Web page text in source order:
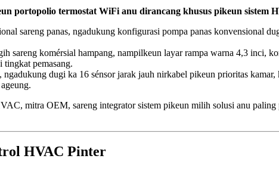
portopolio termostat WiFi anu dirancang khusus pikeun sistem
sareng panas, ngadukung konfigurasi pompa panas konvensional
sareng komérsial hampang, nampilkeun layar rampa warna 4,3 inci,
tingkat pemasang.
dugi ka 16 sénsor jarak jauh nirkabel pikeun prioritas
mitra OEM, sareng integrator sistem pikeun milih solusi anu paling
HVAC Pinter